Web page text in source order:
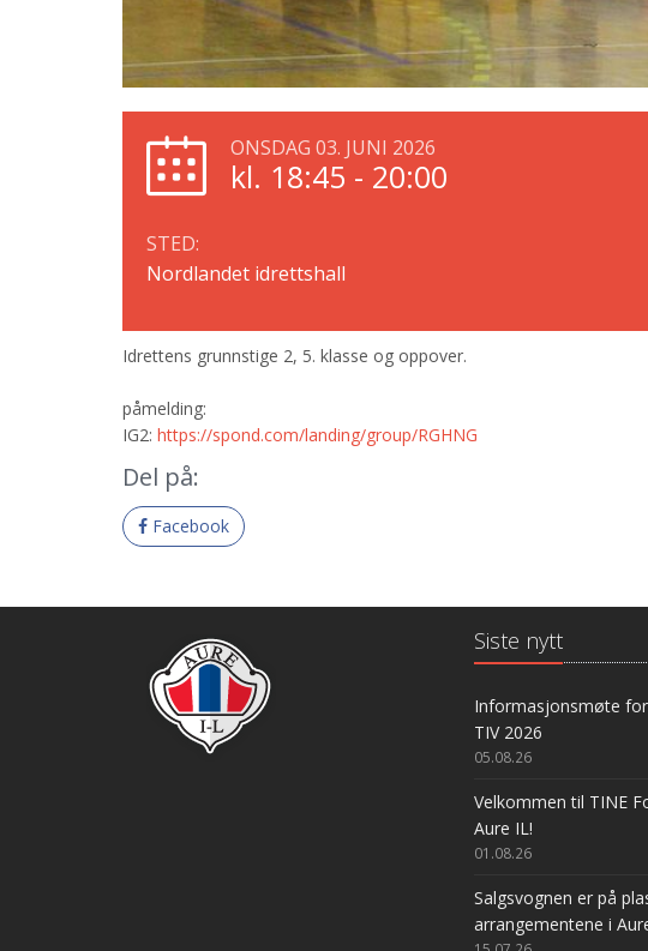
ONSDAG 03. JUNI 2026
kl. 18:45 - 20:00
STED:
Nordlandet idrettshall
Idrettens grunnstige 2, 5. klasse og oppover.
påmelding:
IG2: https://spond.com/landing/group/RGHNG
Del på:
Facebook
Siste nytt
Informasjonsmøte
TIV 2026
05.08.26
Velkommen til TINE
Aure IL!
01.08.26
Salgsvognen er på
arrangementene i